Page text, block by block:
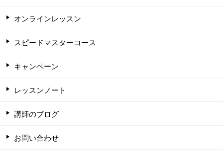
オンラインレッスン
スピードマスターコース
キャンペーン
レッスンノート
講師のブログ
お問い合わせ